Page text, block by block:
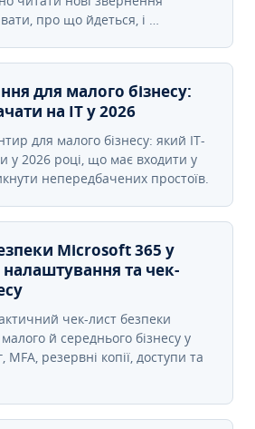
про що йдеться, і …
для малого бізнесу:
на IT у 2026
для малого бізнесу: який IT-
у 2026 році, що має входити у
непередбачених простоїв.
Microsoft 365 у
та чек-
чек-лист безпеки
й середнього бізнесу у
резервні копії, доступи та